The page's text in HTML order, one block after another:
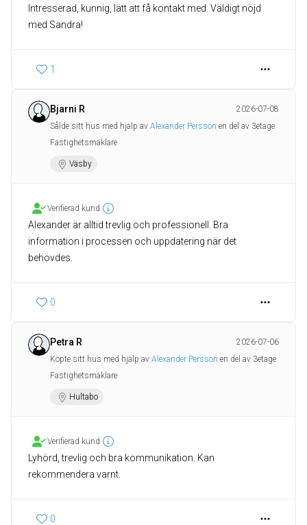
Intresserad, kunnig, lätt att få kontakt med. Väldigt nöjd
med Sandra!
1
Bjarni R
2026-07-08
Sålde sitt hus med hjälp av Alexander Persson en del av 3etage
Fastighetsmäklare
Väsby
Verifierad kund
Alexander är alltid trevlig och professionell. Bra
information i processen och uppdatering när det
behövdes.
0
Petra R
2026-07-06
Köpte sitt hus med hjälp av Alexander Persson en del av 3etage
Fastighetsmäklare
Hultabo
Verifierad kund
Lyhörd, trevlig och bra kommunikation. Kan
rekommendera varnt.
0